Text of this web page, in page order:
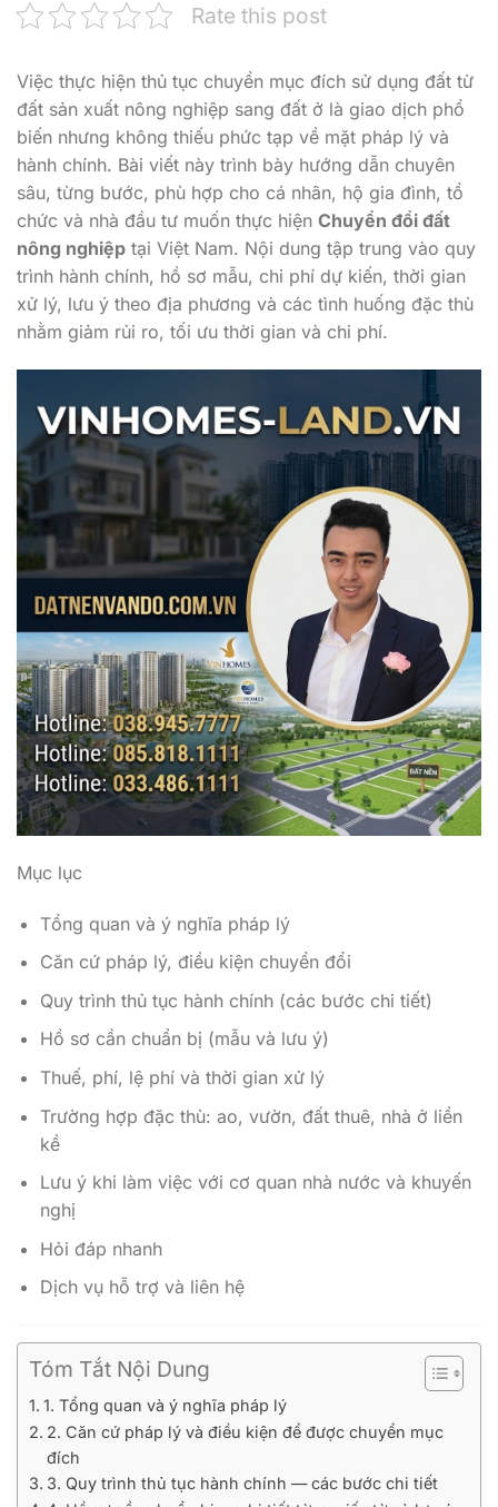
Rate this post
Việc thực hiện thủ tục chuyển mục đích sử dụng đất từ
đất sản xuất nông nghiệp sang đất ở là giao dịch phổ
biến nhưng không thiếu phức tạp về mặt pháp lý và
hành chính. Bài viết này trình bày hướng dẫn chuyên
sâu, từng bước, phù hợp cho cá nhân, hộ gia đình, tổ
chức và nhà đầu tư muốn thực hiện Chuyển đổi đất
nông nghiệp tại Việt Nam. Nội dung tập trung vào quy
trình hành chính, hồ sơ mẫu, chi phí dự kiến, thời gian
xử lý, lưu ý theo địa phương và các tình huống đặc thù
nhằm giảm rủi ro, tối ưu thời gian và chi phí.
Mục lục
Tổng quan và ý nghĩa pháp lý
Căn cứ pháp lý, điều kiện chuyển đổi
Quy trình thủ tục hành chính (các bước chi tiết)
Hồ sơ cần chuẩn bị (mẫu và lưu ý)
Thuế, phí, lệ phí và thời gian xử lý
Trường hợp đặc thù: ao, vườn, đất thuê, nhà ở liền
kề
Lưu ý khi làm việc với cơ quan nhà nước và khuyến
nghị
Hỏi đáp nhanh
Dịch vụ hỗ trợ và liên hệ
Tóm Tắt Nội Dung
1. Tổng quan và ý nghĩa pháp lý
2. Căn cứ pháp lý và điều kiện để được chuyển mục
đích
3. Quy trình thủ tục hành chính — các bước chi tiết